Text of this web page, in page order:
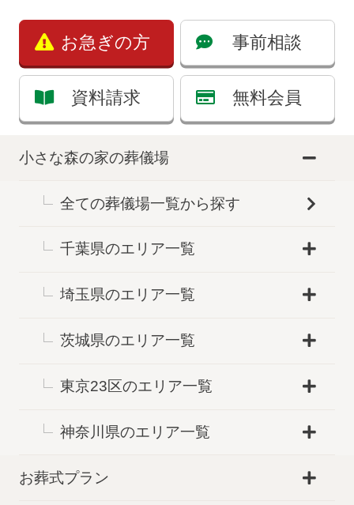
お急ぎの方 事前相談
資料請求 無料会員
小さな森の家の葬儀場
全ての葬儀場一覧から探す
千葉県のエリア一覧
埼玉県のエリア一覧
茨城県のエリア一覧
東京23区のエリア一覧
神奈川県のエリア一覧
お葬式プラン